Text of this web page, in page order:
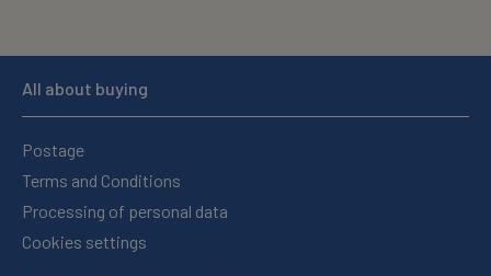
All about buying
Postage
Terms and Conditions
Processing of personal data
Cookies settings